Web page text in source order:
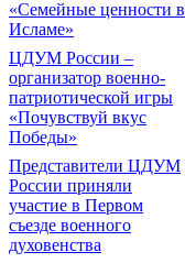
«Семейные ценности в
Исламе»
ЦДУМ России –
организатор военно-
патриотической игры
«Почувствуй вкус
Победы»
Представители ЦДУМ
России приняли
участие в Первом
съезде военного
духовенства